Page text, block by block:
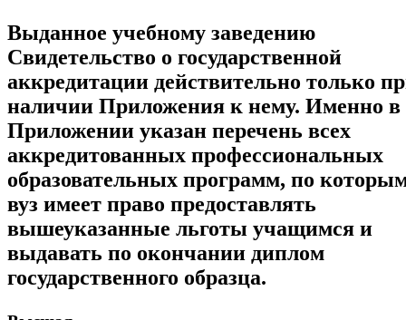
Выданное учебному заведению
Свидетельство о государственной
аккредитации действительно только
наличии Приложения к нему. Именно в
Приложении указан перечень всех
аккредитованных профессиональных
образовательных программ, по
вуз имеет право предоставлять
вышеуказанные льготы учащимся и
выдавать по окончании диплом
государственного образца.